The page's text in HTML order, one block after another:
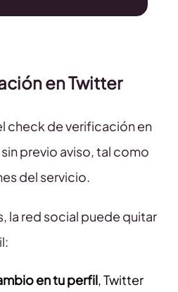
en Twitter
check de verificación en
previo aviso, tal como
del servicio.
la red social puede quitar
en tu perfil, Twitter